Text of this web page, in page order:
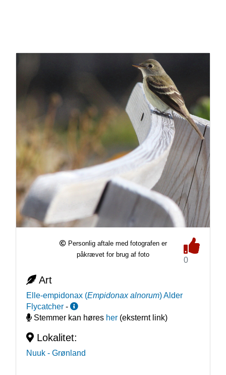
Personlig aftale med fotografen er
påkrævet for brug af foto
0
Art
Elle-empidonax (Empidonax alnorum)Alder
Flycatcher -
Stemmer kan høres her(eksternt link)
Lokalitet:
Nuuk - Grønland